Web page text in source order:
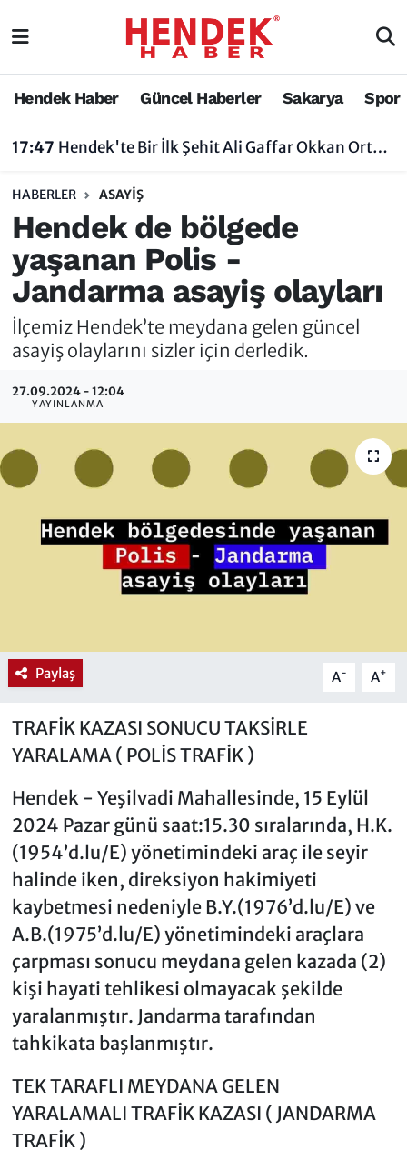
Hendek Haber Güncel Haberler Sakarya Spor
17:47 Hendek'te Bir İlk Şehit Ali Gaffar Okkan Ortaokulu Çoklu Yabancı Dil Uygulama Okulu Oldu
HABERLER ASAYIŞ
Hendek de bölgede
yaşanan Polis -
Jandarma asayiş olayları
İlçemiz Hendek’te meydana gelen güncel
asayiş olaylarını sizler için derledik.
27.09.2024 - 12:04
YAYINLANMA
Paylaş A- A+
TRAFİK KAZASI SONUCU TAKSİRLE
YARALAMA ( POLİS TRAFİK )
Hendek - Yeşilvadi Mahallesinde, 15 Eylül
2024 Pazar günü saat:15.30 sıralarında, H.K.
(1954’d.lu/E) yönetimindeki araç ile seyir
halinde iken, direksiyon hakimiyeti
kaybetmesi nedeniyle B.Y.(1976’d.lu/E) ve
A.B.(1975’d.lu/E) yönetimindeki araçlara
çarpması sonucu meydana gelen kazada (2)
kişi hayati tehlikesi olmayacak şekilde
yaralanmıştır. Jandarma tarafından
tahkikata başlanmıştır.
TEK TARAFLI MEYDANA GELEN
YARALAMALI TRAFİK KAZASI ( JANDARMA
TRAFİK )
Hendek Haber
Nöbetçi Eczaneler
Vefat Edenler
Hendek Haber
Hakkında
Hendek Haber Reklam Servisi
Künye
İletişim
Sakarya Nöbetçi Eczaneler
Sakarya Trafik Yoğunluk Haritası
Süper Lig Puan Durumu ve Fikstür
Tüm Manşetler
Son Dakika Haberleri
Haber Arşivi